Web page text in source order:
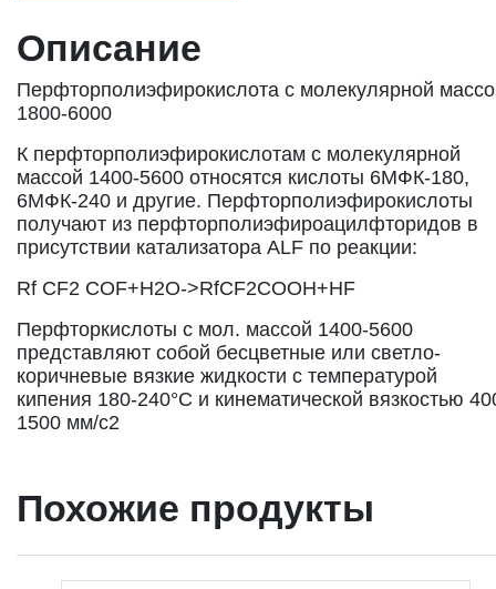
Описание
Перфторполиэфирокислота с молекулярной
1800-6000
К перфторполиэфирокислотам с молекулярной
массой 1400-5600 относятся кислоты 6МФК-180,
6МФК-240 и другие. Перфторполиэфирокислоты
получают из перфторполиэфироацилфторидов в
присутствии катализатора ALF по реакции:
Rf CF2 СОF+Н2O->RfCF2COOH+HF
Перфторкислоты с мол. массой 1400-5600
представляют собой бесцветные или светло-
коричневые вязкие жидкости с температурой
кипения 180-240°С и кинематической вязкостью
1500 мм/с2
Похожие продукты